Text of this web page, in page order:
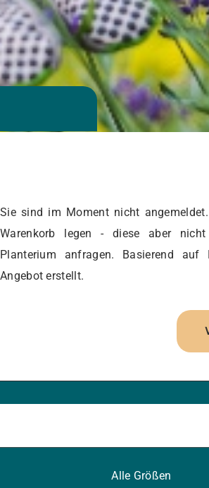
Sie sind im Moment nicht
Warenkorb legen - diese aber
Planterium anfragen. Basierend
Angebot erstellt.
Alle Größen